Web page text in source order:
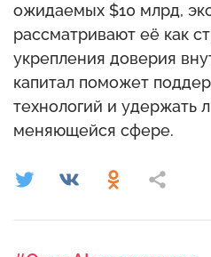
ожидаемых $10 млрд,
рассматривают её как
укрепления доверия
капитал поможет
технологий и удержать
меняющейся сфере.